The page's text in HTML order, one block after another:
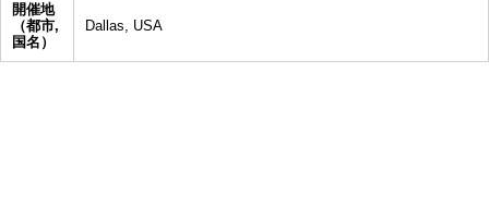
開催地
（都市,
国名）
Dallas, USA